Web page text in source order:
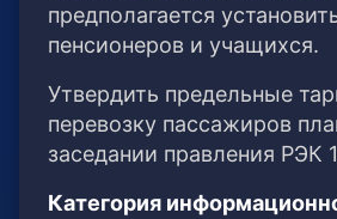
предполагается
пенсионеров и учащихся.
Утвердить предельные
перевозку пассажиров
заседании правления РЭК
Категория